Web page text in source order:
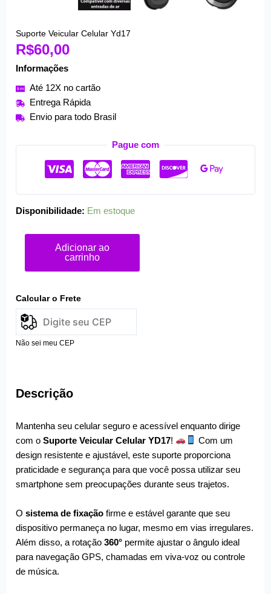
Suporte Veicular Celular Yd17
R$60,00
Informações
Até 12X no cartão
Entrega Rápida
Envio para todo Brasil
Pague com
Disponibilidade: Em estoque
Suporte
Veicular
Celular
quantidade
Adicionar ao
carrinho
Calcular o Frete
Não sei meu CEP
Descrição
Mantenha seu celular seguro e acessível enquanto dirige
com oSuporte Veicular Celular YD17!
Com um
design resistente e ajustável, este suporte proporciona
praticidade e segurança para que você possa utilizar seu
smartphone sem preocupações durante seus trajetos.
Osistema de fixação firme e estável garante que seu
dispositivo permaneça no lugar, mesmo em vias irregulares.
Além disso, a rotação360° permite ajustar o ângulo ideal
para navegação GPS, chamadas em viva-voz ou controle
de música.